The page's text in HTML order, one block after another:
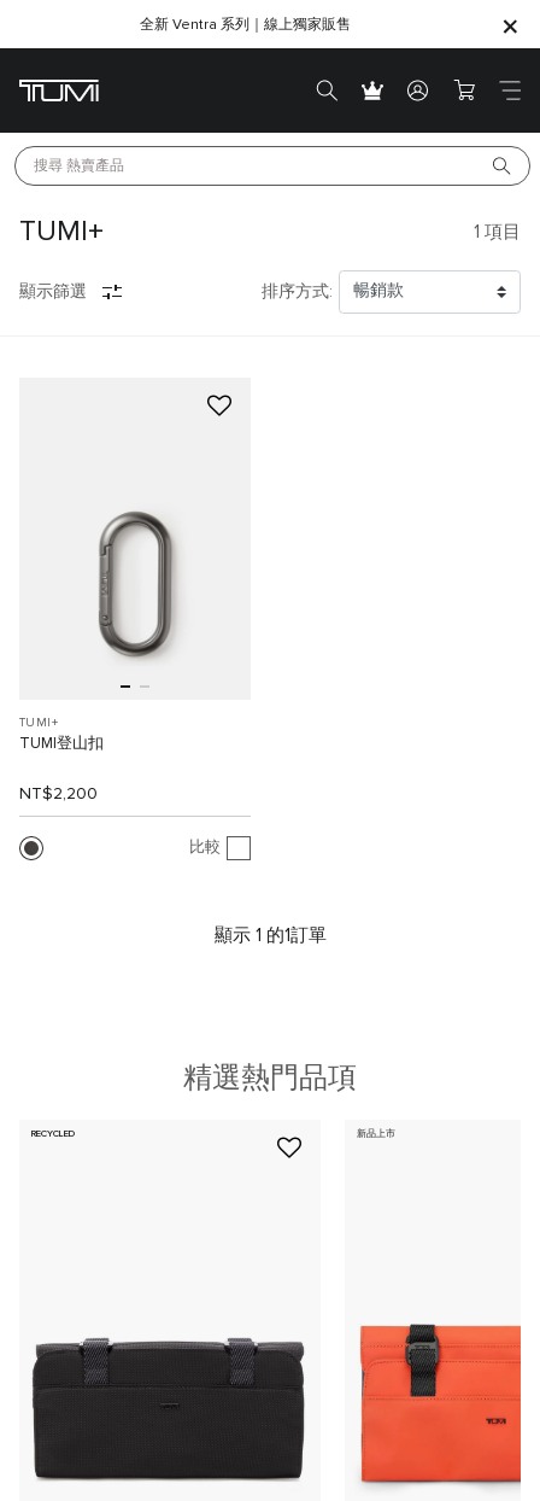
SHOP GIFTS
SHOP GIFTS
全新 Ventra 系列｜線上獨家販售
搜尋 熱賣產品
TUMI+ 1 項目
顯示篩選 排序方式:
TUMI+
TUMI登山扣
NT$2,200
比較
顯示 1 的1訂單
精選熱門品項
RECYCLED 新品上市